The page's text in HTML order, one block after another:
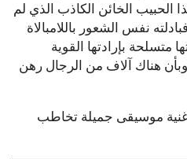
الخائن الكاذب الذي لم
نفس الشعور باللامبالاة
متسلحة بإرادتها القوية
وبأن هناك آلاف من الرجال رهن
موسيقى جميلة تخاطب